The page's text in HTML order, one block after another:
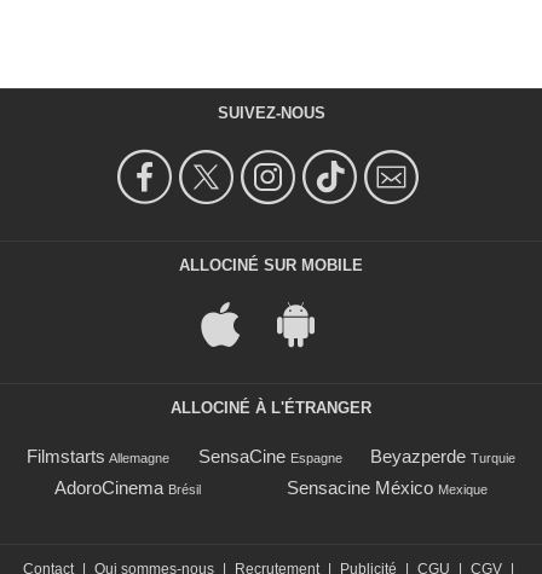
SUIVEZ-NOUS
ALLOCINÉ SUR MOBILE
ALLOCINÉ À L'ÉTRANGER
Filmstarts Allemagne SensaCine Espagne Beyazperde Turquie
AdoroCinema Brésil Sensacine México Mexique
Contact | Qui sommes-nous | Recrutement | Publicité | CGU | CGV |